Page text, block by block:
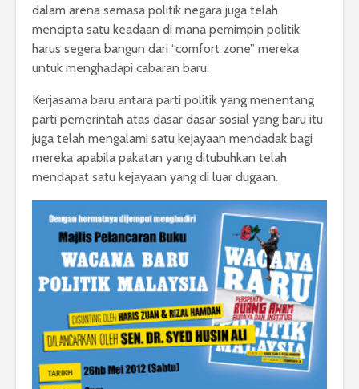
dalam arena semasa politik negara juga telah
mencipta satu keadaan di mana pemimpin politik
harus segera bangun dari “comfort zone” mereka
untuk menghadapi cabaran baru.
Kerjasama baru antara parti politik yang menentang
parti pemerintah atas dasar dasar sosial yang baru itu
juga telah mengalami satu kejayaan mendadak bagi
mereka apabila pakatan yang ditubuhkan telah
mendapat satu kejayaan yang di luar dugaan.